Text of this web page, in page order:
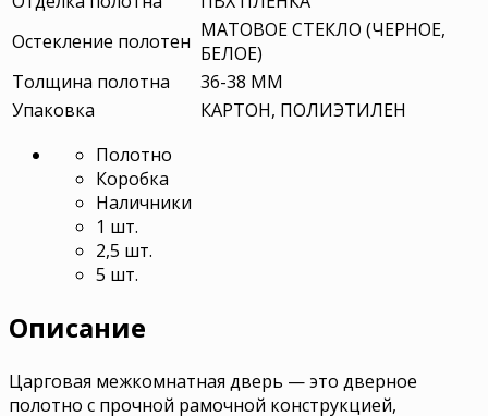
Остекление полотен МАТОВОЕ СТЕКЛО (ЧЕРНОЕ,
БЕЛОЕ)
Толщина полотна
36-38 ММ
Упаковка
КАРТОН, ПОЛИЭТИЛЕН
Полотно
Коробка
Наличники
1 шт.
2,5 шт.
5 шт.
Описание
Царговая межкомнатная дверь — это дверное
полотно с прочной рамочной конструкцией,